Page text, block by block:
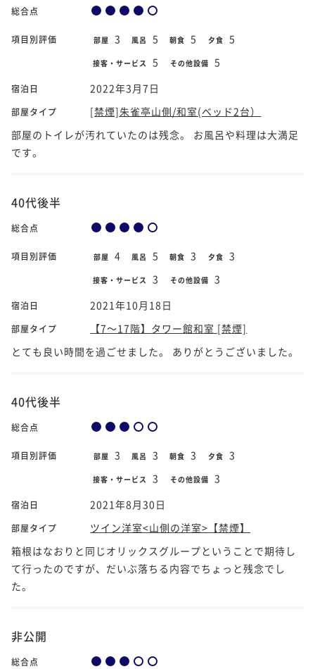
総合点
項目別評価 部屋 3 風呂 5 朝食 5 夕食 5
接客・サービス 5 その他設備 5
宿泊日 2022年3月7日
部屋タイプ
[禁煙]朱雀亭山側/和室(ベッド2台）
部屋のトイレが汚れていたのは残念。 お風呂や料理は大満足
です。
40代後半
総合点
項目別評価 部屋 4 風呂 5 朝食 3 夕食 3
接客・サービス 3 その他設備 3
宿泊日 2021年10月18日
部屋タイプ
【7～17階】タワー館和室 [禁煙]
とても良い時間を過ごせました。 ありがとうございました。
40代後半
総合点
項目別評価 部屋 3 風呂 3 朝食 3 夕食 3
接客・サービス 3 その他設備 3
宿泊日 2021年8月30日
部屋タイプ
ツイン洋室<山側の洋室>【禁煙】
箱根はなおりと同じオリックスグループということで期待し
て行ったのですが、だいぶ落ちる内容でちょっと残念でし
た。
非公開
総合点